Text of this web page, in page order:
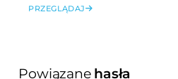
PRZEGLĄDAJ
Powiązane hasła